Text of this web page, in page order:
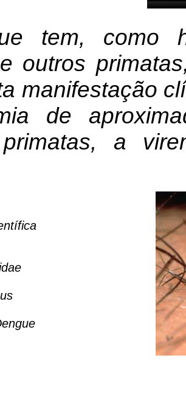
tem, como
outros
manifestação
de
primatas, a